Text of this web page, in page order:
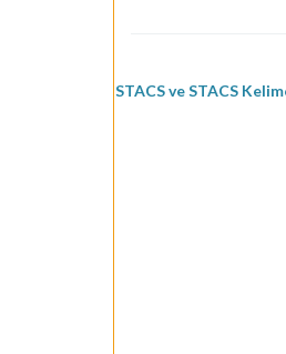
STACS ve STACS